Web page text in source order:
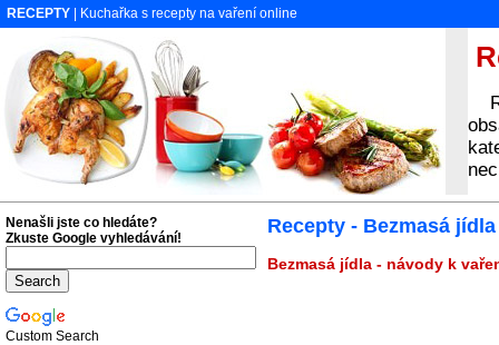
RECEPTY | Kuchařka s recepty na vaření online
Recepty - Bezmasá
Bezmasá jídla - návody k
Nenašli jste co hledáte?
Zkuste Google vyhledávání!
Custom Search